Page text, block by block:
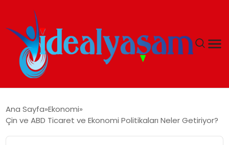
Ana Sayfa Ekonomi
Çin ve ABD Ticaret ve Ekonomi Politikaları Neler Getiriyor?